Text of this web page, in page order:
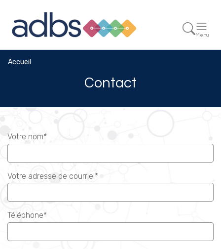
Menu
Accueil
Contact
Votre nom*
Votre adresse de courriel*
Téléphone*